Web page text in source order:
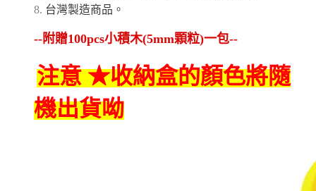
8. 台灣製造商品。
--附贈100pcs小積木(5mm顆粒)一包--
注意 ★收納盒的顏色將隨
機出貨呦